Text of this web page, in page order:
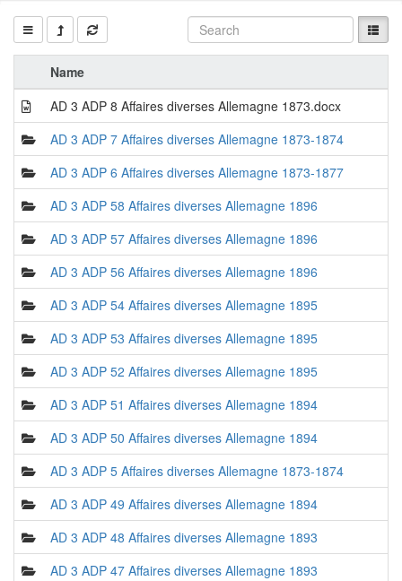
Name
AD 3 ADP 8 Affaires diverses Allemagne 1873.docx
AD 3 ADP 7 Affaires diverses Allemagne 1873-1874
AD 3 ADP 6 Affaires diverses Allemagne 1873-1877
AD 3 ADP 58 Affaires diverses Allemagne 1896
AD 3 ADP 57 Affaires diverses Allemagne 1896
AD 3 ADP 56 Affaires diverses Allemagne 1896
AD 3 ADP 54 Affaires diverses Allemagne 1895
AD 3 ADP 53 Affaires diverses Allemagne 1895
AD 3 ADP 52 Affaires diverses Allemagne 1895
AD 3 ADP 51 Affaires diverses Allemagne 1894
AD 3 ADP 50 Affaires diverses Allemagne 1894
AD 3 ADP 5 Affaires diverses Allemagne 1873-1874
AD 3 ADP 49 Affaires diverses Allemagne 1894
AD 3 ADP 48 Affaires diverses Allemagne 1893
AD 3 ADP 47 Affaires diverses Allemagne 1893